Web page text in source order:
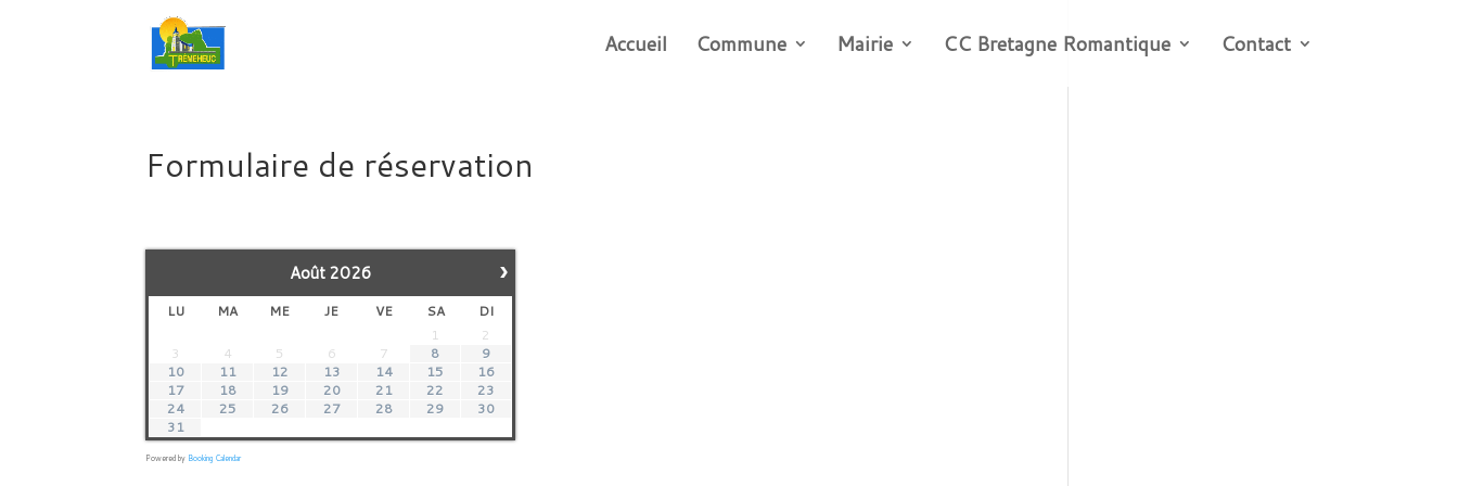
Accueil Commune Mairie CC Bretagne Romantique Contact
Formulaire de réservation
›
Août2026
LU MA ME JE VE SA
DI
1
2
3
4 5 6 7 8
9
10
11 12 13 14 15
16
17
18 19 20 21 22
23
24
25 26 27 28 29
30
31
Powered by Booking Calendar